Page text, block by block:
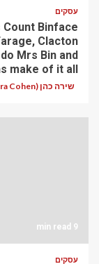
עסקים
Count Binface
Clacton
Mrs Bin and
make of it all?
שירה כהן (Shira Cohen)
9 min read
עסקים